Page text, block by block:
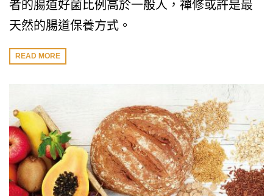
者的腸道好菌比例高於一般人，禪修或許是最
天然的腸道保養方式。
READ MORE